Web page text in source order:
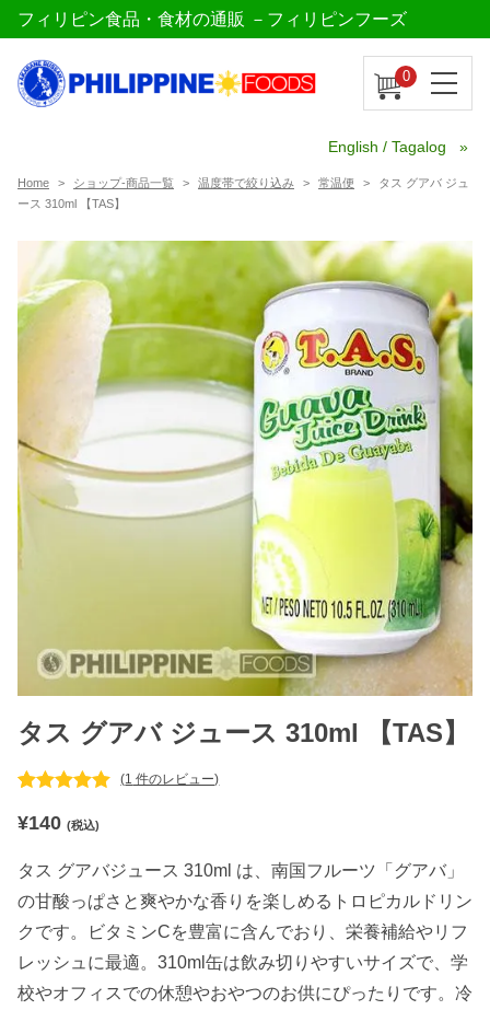
フィリピン食品・食材の通販 －フィリピンフーズ
0
English / Tagalog
Home ショップ-商品一覧 温度帯で絞り込み 常温便
タス グアバ ジュ
ース 310ml 【TAS】
タス グアバ ジュース 310ml 【TAS】
評価に基づ
価のうち、
5.00点
(1 件のレビュー)
¥140 (税込)
タス グアバジュース 310ml は、南国フルーツ「グアバ」
の甘酸っぱさと爽やかな香りを楽しめるトロピカルドリン
クです。ビタミンCを豊富に含んでおり、栄養補給やリフ
レッシュに最適。310ml缶は飲み切りやすいサイズで、学
校やオフィスでの休憩やおやつのお供にぴったりです。冷